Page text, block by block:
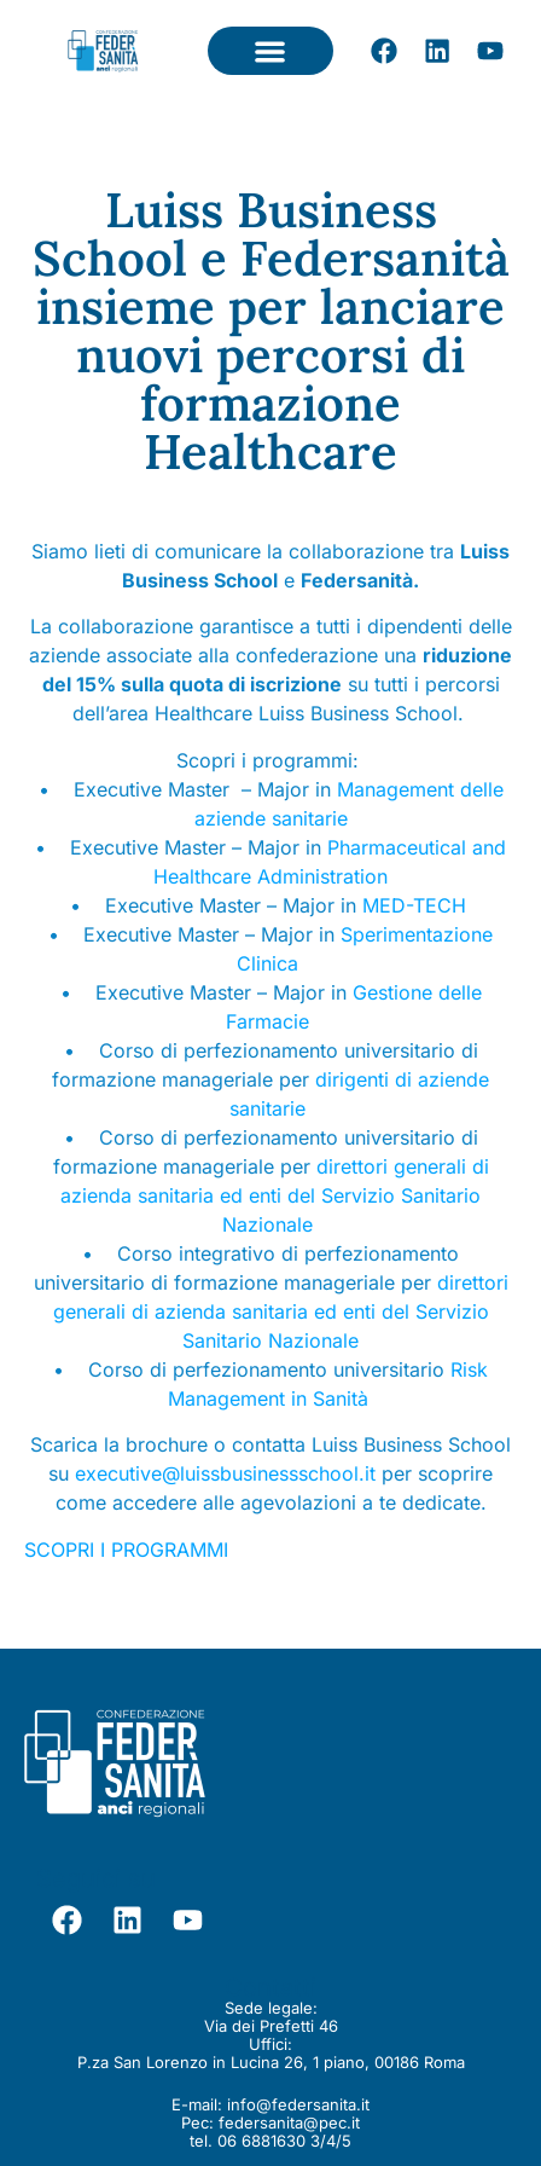
Luiss Business
School e Federsanità
insieme per lanciare
nuovi percorsi di
formazione
Healthcare
Siamo lieti di comunicare la collaborazione tra Luiss
Business School e Federsanità.
La collaborazione garantisce a tutti i dipendenti delle
aziende associate alla confederazione una riduzione
del 15% sulla quota di iscrizione su tutti i percorsi
dell’area Healthcare Luiss Business School.
Scopri i programmi:
• Executive Master – Major in Management delle
aziende sanitarie
• Executive Master – Major in Pharmaceutical and
Healthcare Administration
• Executive Master – Major inMED-TECH
• Executive Master – Major in Sperimentazione
Clinica
• Executive Master – Major in Gestione delle
Farmacie
• Corso di perfezionamento universitario di
formazione manageriale per dirigenti di aziende
sanitarie
• Corso di perfezionamento universitario di
formazione manageriale per direttori generali di
azienda sanitaria ed enti del Servizio Sanitario
Nazionale
• Corso integrativo di perfezionamento
universitario di formazione manageriale per direttori
generali di azienda sanitaria ed enti del Servizio
Sanitario Nazionale
• Corso di perfezionamento universitario Risk
Management in Sanità
Scarica la brochure o contatta Luiss Business School
su executive@luissbusinessschool.it per scoprire
come accedere alle agevolazioni a te dedicate.
SCOPRI I PROGRAMMI
Sede legale:
Via dei Prefetti 46
Uffici:
P.za San Lorenzo in Lucina 26, 1 piano, 00186 Roma
E-mail: info@federsanita.it
Pec: federsanita@pec.it
tel. 06 6881630 3/4/5